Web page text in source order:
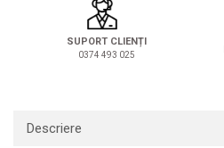
SUPORT CLIENȚI
0374 493 025
Descriere